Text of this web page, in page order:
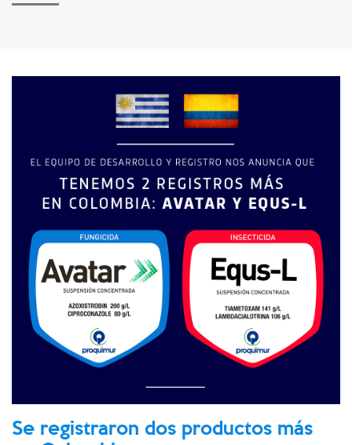
Se registraron dos productos más